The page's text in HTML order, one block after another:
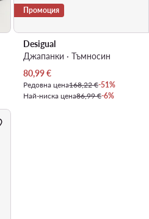
Промоция
Desigual
Джапанки · Тъмносин
Актуална цена
80,99€
Редовна цена168,22 €-51%
Най-ниска цена86,99 €-6%